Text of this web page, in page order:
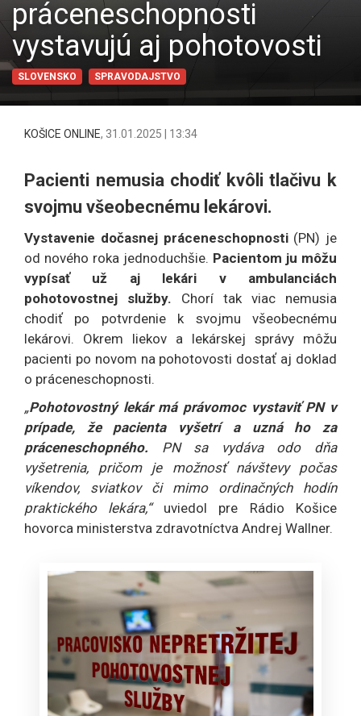
práceneschopnosti
vystavujú aj pohotovosti
SLOVENSKO SPRAVODAJSTVO
KOŠICE ONLINE, 31.01.2025 | 13:34
Pacienti nemusia chodiť kvôli tlačivu k
svojmu všeobecnému lekárovi.
Vystavenie dočasnej práceneschopnosti (PN) je
od nového roka jednoduchšie. Pacientom ju môžu
vypísať už aj lekári v ambulanciách
pohotovostnej služby. Chorí tak viac nemusia
chodiť po potvrdenie k svojmu všeobecnému
lekárovi. Okrem liekov a lekárskej správy môžu
pacienti po novom na pohotovosti dostať aj doklad
o práceneschopnosti.
„Pohotovostný lekár má právomoc vystaviť PN v
prípade, že pacienta vyšetrí a uzná ho za
práceneschopného. PN sa vydáva odo dňa
vyšetrenia, pričom je možnosť návštevy počas
víkendov, sviatkov či mimo ordinačných hodín
praktického lekára,“ uviedol pre Rádio Košice
hovorca ministerstva zdravotníctva Andrej Wallner.